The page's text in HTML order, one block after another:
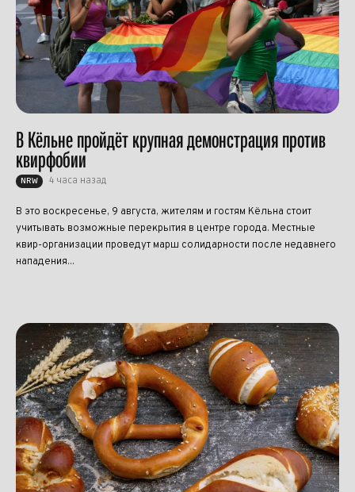
В Кёльне пройдёт крупная демонстрация против
квирфобии
NRW 4 часа назад
В это воскресенье, 9 августа, жителям и гостям Кёльна стоит
учитывать возможные перекрытия в центре города. Местные
квир-организации проведут марш солидарности после недавнего
нападения...